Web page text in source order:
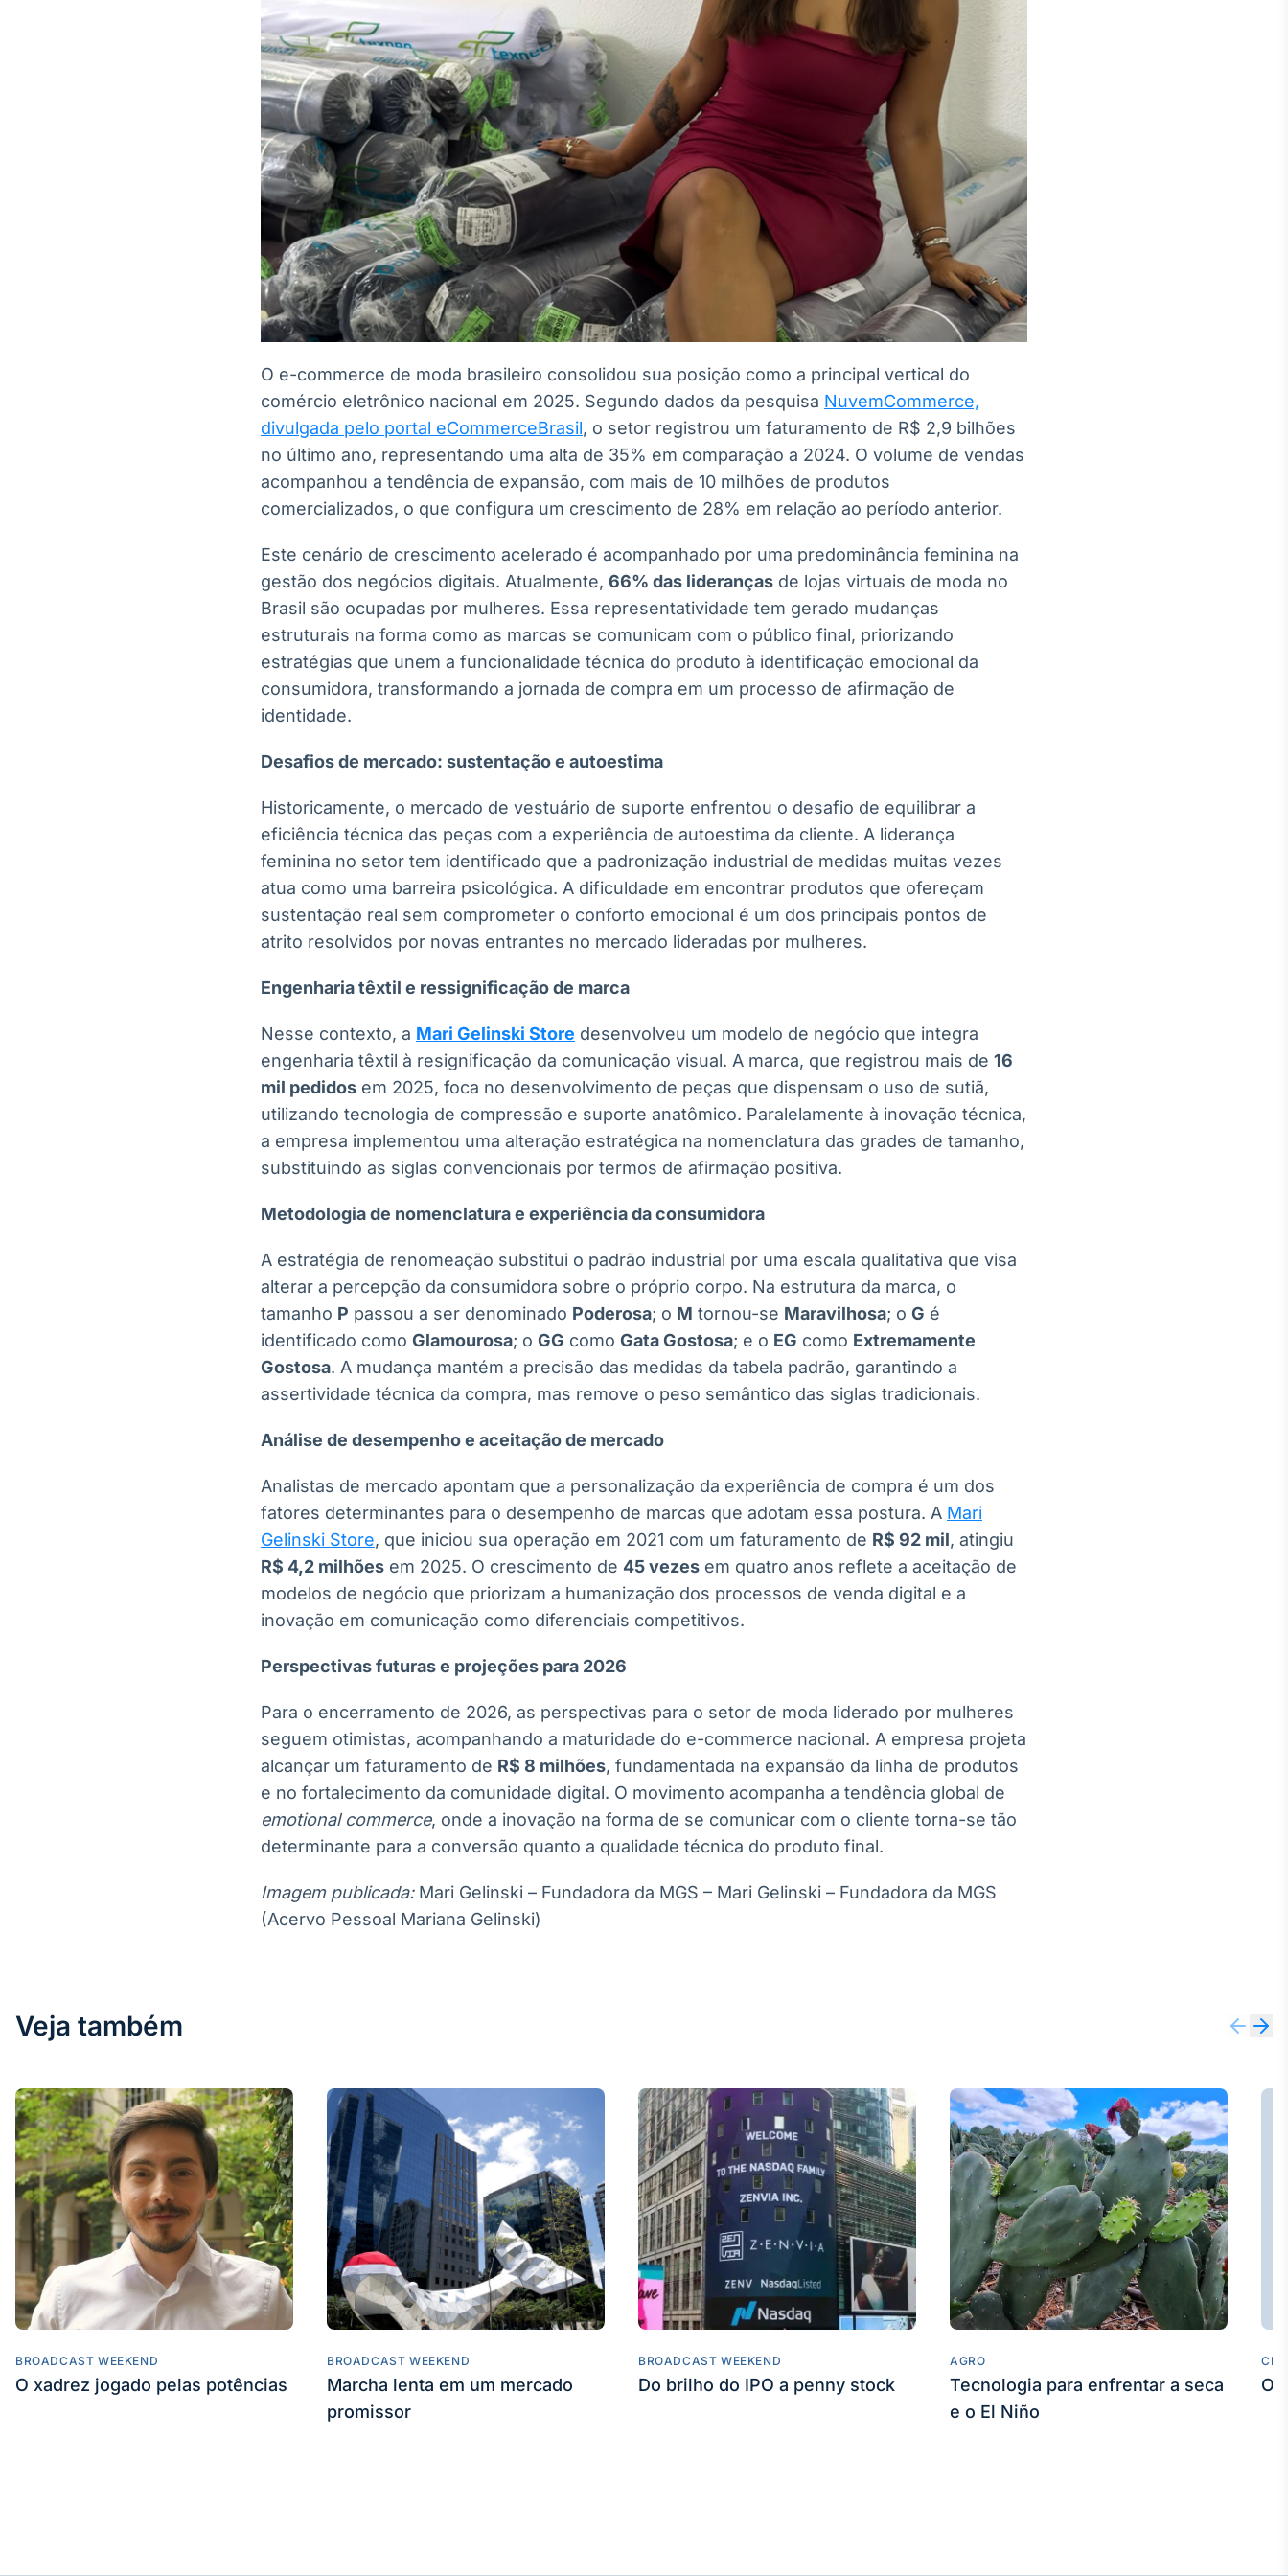
O e-commerce de moda brasileiro consolidou sua posição como a principal vertical do
comércio eletrônico nacional em 2025. Segundo dados da pesquisa NuvemCommerce,
divulgada pelo portal eCommerceBrasil, o setor registrou um faturamento de R$ 2,9 bilhões
no último ano, representando uma alta de 35% em comparação a 2024. O volume de vendas
acompanhou a tendência de expansão, com mais de 10 milhões de produtos
comercializados, o que configura um crescimento de 28% em relação ao período anterior.
Este cenário de crescimento acelerado é acompanhado por uma predominância feminina na
gestão dos negócios digitais. Atualmente, 66% das lideranças de lojas virtuais de moda no
Brasil são ocupadas por mulheres. Essa representatividade tem gerado mudanças
estruturais na forma como as marcas se comunicam com o público final, priorizando
estratégias que unem a funcionalidade técnica do produto à identificação emocional da
consumidora, transformando a jornada de compra em um processo de afirmação de
identidade.
Desafios de mercado: sustentação e autoestima
Historicamente, o mercado de vestuário de suporte enfrentou o desafio de equilibrar a
eficiência técnica das peças com a experiência de autoestima da cliente. A liderança
feminina no setor tem identificado que a padronização industrial de medidas muitas vezes
atua como uma barreira psicológica. A dificuldade em encontrar produtos que ofereçam
sustentação real sem comprometer o conforto emocional é um dos principais pontos de
atrito resolvidos por novas entrantes no mercado lideradas por mulheres.
Engenharia têxtil e ressignificação de marca
Nesse contexto, a Mari Gelinski Store desenvolveu um modelo de negócio que integra
engenharia têxtil à resignificação da comunicação visual. A marca, que registrou mais de 16
mil pedidos em 2025, foca no desenvolvimento de peças que dispensam o uso de sutiã,
utilizando tecnologia de compressão e suporte anatômico. Paralelamente à inovação técnica,
a empresa implementou uma alteração estratégica na nomenclatura das grades de tamanho,
substituindo as siglas convencionais por termos de afirmação positiva.
Metodologia de nomenclatura e experiência da consumidora
A estratégia de renomeação substitui o padrão industrial por uma escala qualitativa que visa
alterar a percepção da consumidora sobre o próprio corpo. Na estrutura da marca, o
tamanho P passou a ser denominado Poderosa; o M tornou-se Maravilhosa; o G é
identificado como Glamourosa; o GG como Gata Gostosa; e o EG como Extremamente
Gostosa. A mudança mantém a precisão das medidas da tabela padrão, garantindo a
assertividade técnica da compra, mas remove o peso semântico das siglas tradicionais.
Análise de desempenho e aceitação de mercado
Analistas de mercado apontam que a personalização da experiência de compra é um dos
fatores determinantes para o desempenho de marcas que adotam essa postura. A Mari
Gelinski Store, que iniciou sua operação em 2021 com um faturamento de R$ 92 mil, atingiu
R$ 4,2 milhões em 2025. O crescimento de 45 vezes em quatro anos reflete a aceitação de
modelos de negócio que priorizam a humanização dos processos de venda digital e a
inovação em comunicação como diferenciais competitivos.
Perspectivas futuras e projeções para 2026
Para o encerramento de 2026, as perspectivas para o setor de moda liderado por mulheres
seguem otimistas, acompanhando a maturidade do e-commerce nacional. A empresa projeta
alcançar um faturamento de R$ 8 milhões, fundamentada na expansão da linha de produtos
e no fortalecimento da comunidade digital. O movimento acompanha a tendência global de
emotional commerce, onde a inovação na forma de se comunicar com o cliente torna-se tão
determinante para a conversão quanto a qualidade técnica do produto final.
Imagem publicada:Mari Gelinski – Fundadora da MGS – Mari Gelinski – Fundadora da MGS
(Acervo Pessoal Mariana Gelinski)
Veja também
BROADCAST WEEKEND
O xadrez jogado pelas potências
BROADCAST WEEKEND
Marcha lenta em um mercado
promissor
BROADCAST WEEKEND
Do brilho do IPO a penny stock
AGRO
Tecnologia para enfrentar a seca
e o El Niño
O